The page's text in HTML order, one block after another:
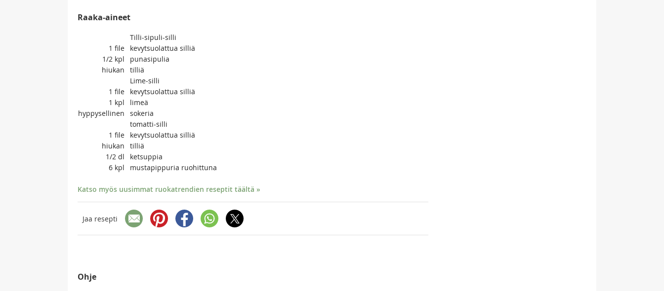
Raaka-aineet
Tilli-sipuli-silli
1 file
kevytsuolattua silliä
1/2 kpl
punasipulia
hiukan
tilliä
Lime-silli
1 file
kevytsuolattua silliä
1 kpl
limeä
hyppysellinen
sokeria
tomatti-silli
1 file
kevytsuolattua silliä
hiukan
tilliä
1/2 dl
ketsuppia
6 kpl mustapippuria ruohittuna
Katso myös uusimmat ruokatrendien reseptit täältä »
Jaa resepti
Ohje